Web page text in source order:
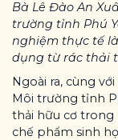
Bà Lê Đào An
trường tỉnh Phú
nghiệm thực tế
dụng từ rác thải
Ngoài ra, cùng
Môi trường tỉnh
thải hữu cơ trong
chế phẩm sinh